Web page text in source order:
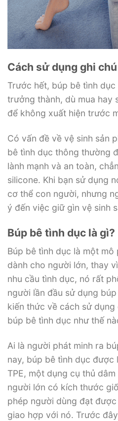
Cách sử dụng ghi
Trước hết, búp bê tình
trưởng thành, dù mua hay
để không xuất hiện trước
Có vấn đề về vệ sinh sản
bê tình dục thông thường
lành mạnh và an toàn,
silicone. Khi bạn sử dụng
cơ thể con người, nhưng
ý đến việc giữ gìn vệ sinh
Búp bê tình dục là gì?
Búp bê tình dục là một
dành cho người lớn, thay
nhu cầu tình dục, nó rất
người lần đầu sử dụng
kiến ​​thức về cách sử dụng
búp bê tình dục như thế
Ai là người phát minh ra
nay, búp bê tình dục được
TPE, một dụng cụ thủ
người lớn có kích thước
phép người dùng đạt
giao hợp với nó. Trước